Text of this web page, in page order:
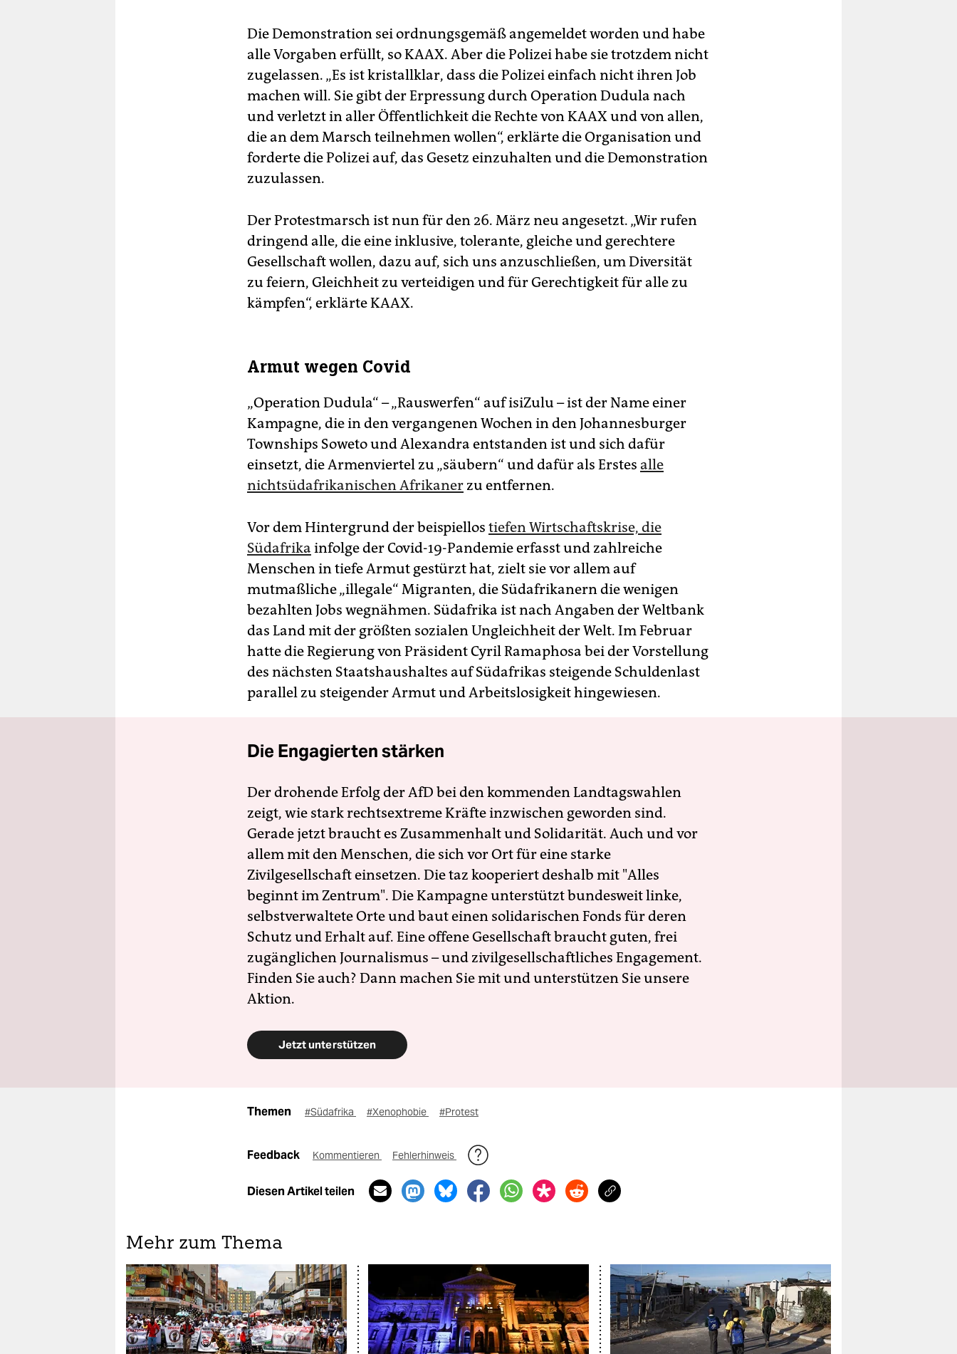
Die Demonstration sei ordnungsgemäß angemeldet worden und habe
alle Vorgaben erfüllt, so KAAX. Aber die Polizei habe sie trotzdem nicht
zugelassen. „Es ist kristallklar, dass die Polizei einfach nicht ihren Job
machen will. Sie gibt der Erpressung durch Operation Dudula nach
und verletzt in aller Öffentlichkeit die Rechte von KAAX und von allen,
die an dem Marsch teilnehmen wollen“, erklärte die Organisation und
forderte die Polizei auf, das Gesetz einzuhalten und die Demonstration
zuzulassen.
Der Protestmarsch ist nun für den 26. März neu angesetzt. „Wir rufen
dringend alle, die eine inklusive, tolerante, gleiche und gerechtere
Gesellschaft wollen, dazu auf, sich uns anzuschließen, um Diversität
zu feiern, Gleichheit zu verteidigen und für Gerechtigkeit für alle zu
kämpfen“, erklärte KAAX.
Armut wegen Covid
„Operation Dudula“ – „Rauswerfen“ auf isiZulu – ist der Name einer
Kampagne, die in den vergangenen Wochen in den Johannesburger
Townships Soweto und Alexandra entstanden ist und sich dafür
einsetzt, die Armenviertel zu „säubern“ und dafür als Erstes alle
nichtsüdafrikanischen Afrikaner zu entfernen.
Vor dem Hintergrund der beispiellos tiefen Wirtschaftskrise, die
Südafrika infolge der Covid-19-Pandemie erfasst und zahlreiche
Menschen in tiefe Armut gestürzt hat, zielt sie vor allem auf
mutmaßliche „illegale“ Migranten, die Südafrikanern die wenigen
bezahlten Jobs wegnähmen. Südafrika ist nach Angaben der Weltbank
das Land mit der größten sozialen Ungleichheit der Welt. Im Februar
hatte die Regierung von Präsident Cyril Ramaphosa bei der Vorstellung
des nächsten Staatshaushaltes auf Südafrikas steigende Schuldenlast
parallel zu steigender Armut und Arbeitslosigkeit hingewiesen.
Die Engagierten stärken
Der drohende Erfolg der AfD bei den kommenden Landtagswahlen
zeigt, wie stark rechtsextreme Kräfte inzwischen geworden sind.
Gerade jetzt braucht es Zusammenhalt und Solidarität. Auch und vor
allem mit den Menschen, die sich vor Ort für eine starke
Zivilgesellschaft einsetzen. Die taz kooperiert deshalb mit "Alles
beginnt im Zentrum". Die Kampagne unterstützt bundesweit linke,
selbstverwaltete Orte und baut einen solidarischen Fonds für deren
Schutz und Erhalt auf. Eine offene Gesellschaft braucht guten, frei
zugänglichen Journalismus – und zivilgesellschaftliches Engagement.
Finden Sie auch? Dann machen Sie mit und unterstützen Sie unsere
Aktion.
Jetzt unterstützen
Themen #Südafrika #Xenophobie #Protest
Feedback Kommentieren Fehlerhinweis
Diesen Artikel teilen
Mehr zum Thema